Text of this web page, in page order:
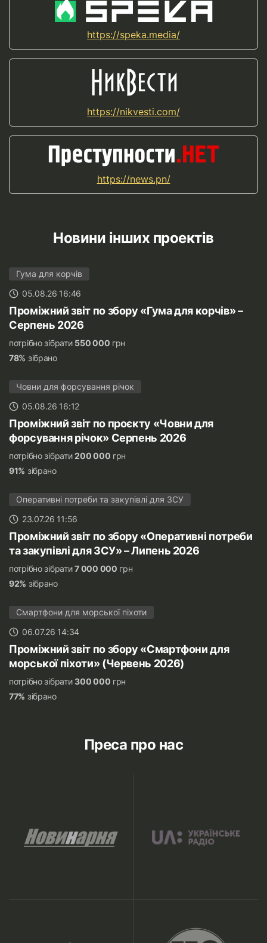
https://speka.media/
https://nikvesti.com/
https://news.pn/
Новини інших проектів
Гума для корчів
05.08.26 16:46
Проміжний звіт по збору «Гума для корчів» –
Серпень 2026
потрібно зібрати 550 000 грн
78% зібрано
Човни для форсування річок
05.08.26 16:12
Проміжний звіт по проєкту «Човни для
форсування річок» Серпень 2026
потрібно зібрати200 000 грн
91% зібрано
Оперативні потреби та закупівлі для ЗСУ
23.07.26 11:56
Проміжний звіт по збору «Оперативні потреби
та закупівлі для ЗСУ» – Липень 2026
потрібно зібрати7 000 000 грн
92% зібрано
Смартфони для морської піхоти
06.07.26 14:34
Проміжний звіт по збору «Смартфони для
морської піхоти» (Червень 2026)
потрібно зібрати300 000 грн
77% зібрано
Преса про нас